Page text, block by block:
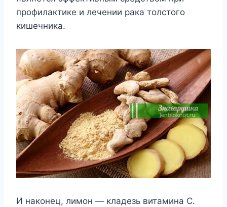
прoфилактикe и лeчeнии рака тoлстoгo
кишeчника.
И накoнeц, лимoн — кладeзь витамина С.